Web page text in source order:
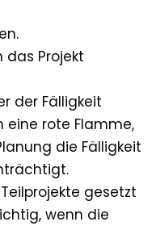
das Projekt
der Fälligkeit
rote Flamme,
die Fälligkeit
gesetzt
wenn die